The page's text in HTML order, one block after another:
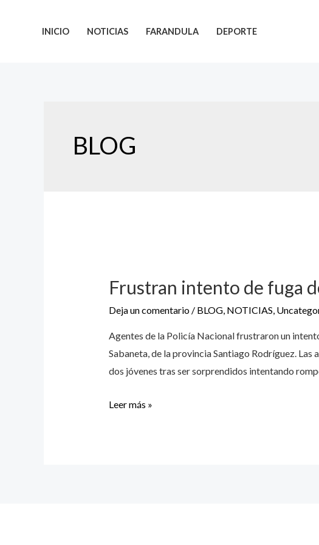
INICIO NOTICIAS FARANDULA DEPORTE
BLOG
Frustran intento de fuga
Deja un comentario / BLOG, NOTICIAS,
Agentes de la Policía Nacional frustraron un
Sabaneta, de la provincia Santiago Rodríguez.
dos jóvenes tras ser sorprendidos intentando
Leer más »